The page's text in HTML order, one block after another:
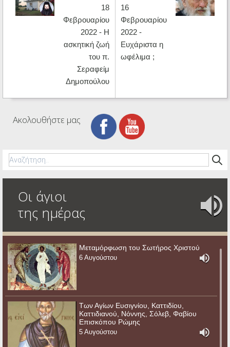
18
Φεβρουαρίου
2022 - Η
ασκητική ζωή
του π.
Σεραφείμ
Δημοπούλου
16
Φεβρουαρίου
2022 -
Ευχάριστα η
ωφέλιμα ;
Ακολουθήστε μας
Οι άγιοι
της ημέρας
Μεταμόρφωση του Σωτήρος Χριστού
6 Αυγούστου
Των Αγίων Ευσιγνίου, Καττιδίου,
Καττιδιανού, Νόννης, Σόλεβ, Φαβίου
Επισκόπου Ρώμης
5 Αυγούστου